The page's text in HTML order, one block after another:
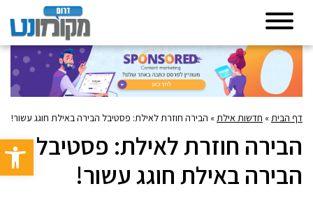
פתח
דף הבית» חדשות אילת» הבירה חוזרת לאילת: פסטיבל הבירה באילת חוגג עשור!
הבירה חוזרת לאילת: פסטיבל
הבירה באילת חוגג עשור!